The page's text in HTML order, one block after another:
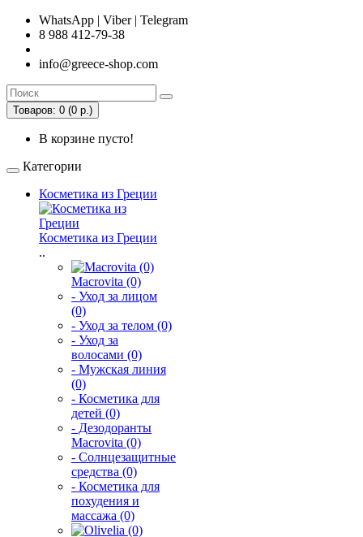
WhatsApp | Viber | Telegram
8 988 412-79-38
info@greece-shop.com
Товаров: 0 (0 р.)
В корзине пусто!
Категории
Косметика из Греции
Косметика из Греции
..
Macrovita (0)
- Уход за лицом
(0)
- Уход за телом (0)
- Уход за
волосами (0)
- Мужская линия
(0)
- Косметика для
детей (0)
- Дезодоранты
Macrovita (0)
- Солнцезащитные
средства (0)
- Косметика для
похудения и
массажа (0)